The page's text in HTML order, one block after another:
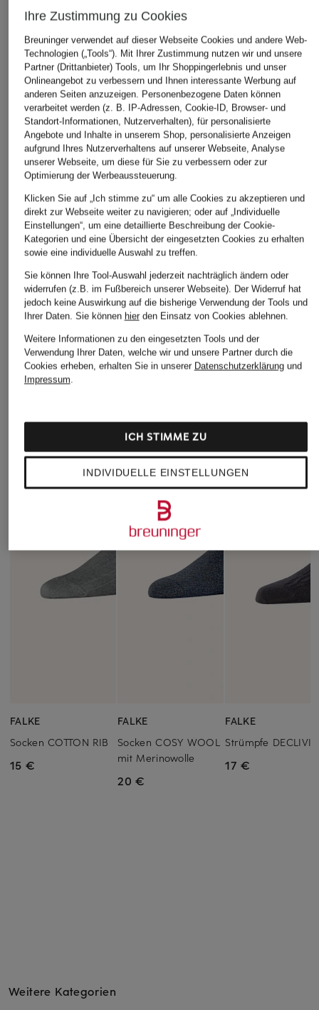
windsor.
T-Shirt
99 €
FALKE
Strümpfe COSY WOOL
BOOT mit Merinowolle
21 €
Les Lunes
T-Shirt
BASIC
ÄHNLICHE ARTIKEL ENTDECKEN
FALKE
Socken COTTON RIB
15 €
FALKE
Socken COSY WOOL
mit Merinowolle
20 €
FALKE
Strümpfe
17 €
Weitere Kategorien
Ihre Zustimmung zu Cookies
Breuninger verwendet auf dieser Webseite Cookies und andere Web-
Technologien („Tools“). Mit Ihrer Zustimmung nutzen wir und unsere
Partner (Drittanbieter) Tools, um Ihr Shoppingerlebnis und unser
Onlineangebot zu verbessern und Ihnen interessante Werbung auf
anderen Seiten anzuzeigen. Personenbezogene Daten können
verarbeitet werden (z. B. IP-Adressen, Cookie-ID, Browser- und
Standort-Informationen, Nutzerverhalten), für personalisierte
Angebote und Inhalte in unserem Shop, personalisierte Anzeigen
aufgrund Ihres Nutzerverhaltens auf unserer Webseite, Analyse
unserer Webseite, um diese für Sie zu verbessern oder zur
Optimierung der Werbeaussteuerung.
Klicken Sie auf „Ich stimme zu“ um alle Cookies zu akzeptieren und
direkt zur Webseite weiter zu navigieren; oder auf „Individuelle
Einstellungen“, um eine detaillierte Beschreibung der Cookie-
Kategorien und eine Übersicht der eingesetzten Cookies zu erhalten
sowie eine individuelle Auswahl zu treffen.
Sie können Ihre Tool-Auswahl jederzeit nachträglich ändern oder
widerrufen (z.B. im Fußbereich unserer Webseite). Der Widerruf hat
jedoch keine Auswirkung auf die bisherige Verwendung der Tools und
Ihrer Daten. Sie können hierden Einsatz von Cookies ablehnen.
Weitere Informationen zu den eingesetzten Tools und der
Verwendung Ihrer Daten, welche wir und unsere Partner durch die
Cookies erheben, erhalten Sie in unserer Datenschutzerklärungund
Impressum.
INDIVIDUELLE EINSTELLUNGEN
ICH STIMME ZU